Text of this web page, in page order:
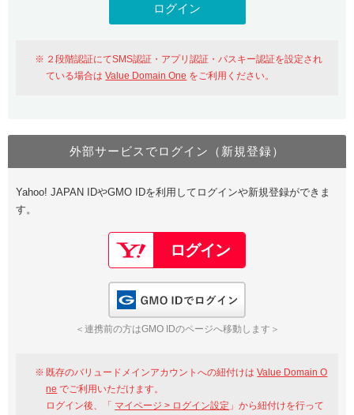
おすすめ One レンタルサーバーを含む最新の機能を使う方
Value Domain Oneにログイン
Google
GMO ID Amazon
※AmazonはValue Domain Oneのログイン画面へ遷移します
Value Domain Oneアカウント作成
以下でも登録可能
Google Yahoo!
GMO ID
２段階認証にてSMS認証・アプリ認証・パスキー認証を設定され
ている場合はValue Domain One をご利用ください。
外部サービスでログイン（新規登録）
Yahoo! JAPAN IDやGMO IDを利用してログインや新規登録ができま
す。
＜連携前の方はGMO IDのページへ移動します＞
既存のバリュードメインアカウントへの紐付けはValue Domain O
ne でご利用いただけます。
ログイン後、「 マイページ > ログイン設定 」から紐付けを行って